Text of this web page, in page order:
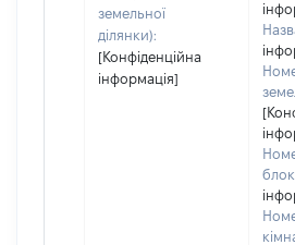
земельної
ділянки):
[Конфіденційна
інформація]